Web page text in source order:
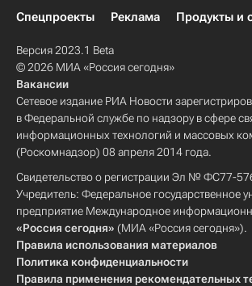
Спецпроекты
Реклама Продукты и
Версия 2023.1 Beta
© 2026 МИА «Россия сегодня»
Вакансии
Сетевое издание РИА Новости
в Федеральной службе по надзору в сфере
информационных технологий и массовых
(Роскомнадзор) 08 апреля 2014 года.
Свидетельство о регистрации Эл № ФС77-
Учредитель: Федеральное государственное
предприятие Международное
«Россия сегодня» (МИА «Россия сегодня»).
Правила использования материалов
Политика конфиденциальности
Правила применения рекомендательных